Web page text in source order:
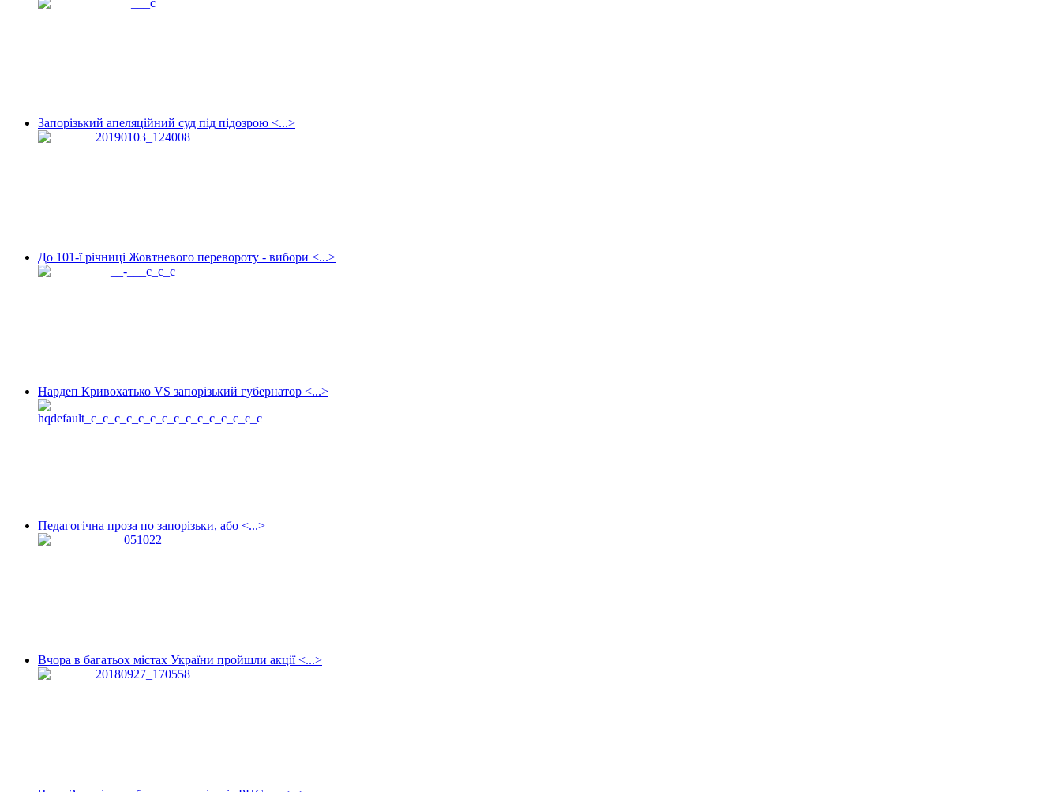
Запорізький апеляційний суд під підозрою <...>
До 101-ї річниці Жовтневого перевороту - вибори <...>
Нардеп Кривохатько VS запорізький губернатор <...>
Педагогічна проза по запорізьки, або <...>
Вчора в багатьох містах України пройшли акції <...>